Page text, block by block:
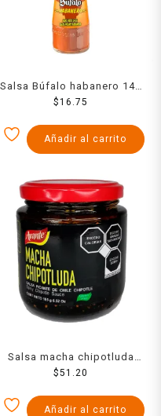
Salsa Búfalo habanero 144
g
$16.75
Añadir al carrito
Salsa macha chipotluda
Avante 185 g
$51.20
Añadir al carrito